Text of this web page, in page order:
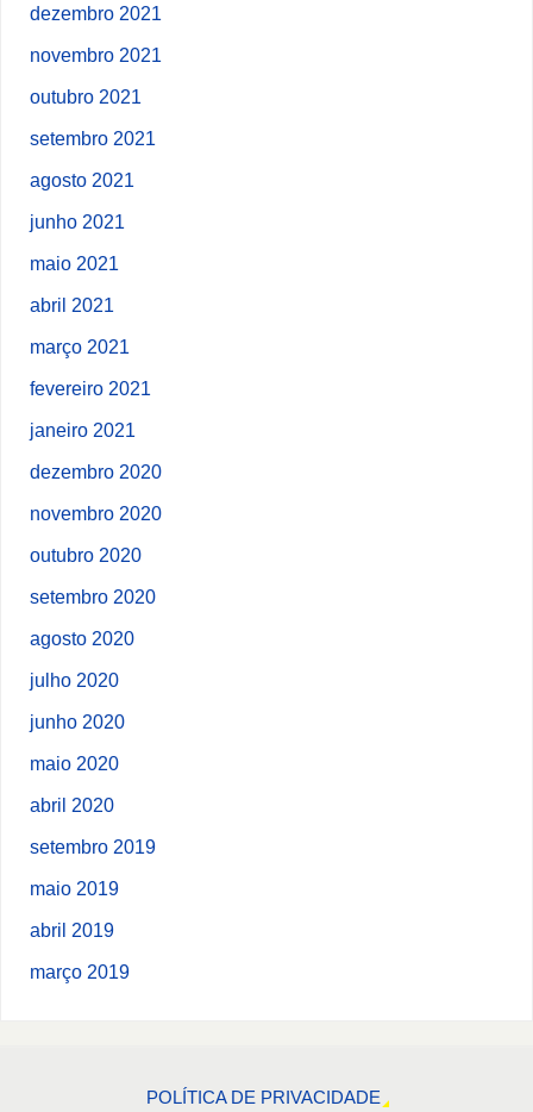
dezembro 2021
novembro 2021
outubro 2021
setembro 2021
agosto 2021
junho 2021
maio 2021
abril 2021
março 2021
fevereiro 2021
janeiro 2021
dezembro 2020
novembro 2020
outubro 2020
setembro 2020
agosto 2020
julho 2020
junho 2020
maio 2020
abril 2020
setembro 2019
maio 2019
abril 2019
março 2019
POLÍTICA DE PRIVACIDADE